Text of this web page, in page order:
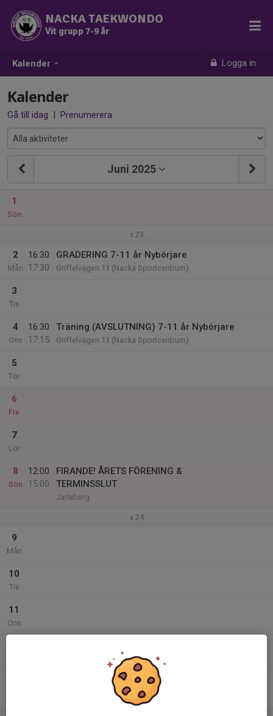
Kalender Logga in
NACKA TAEKWONDO
Vit grupp 7-9 år
Kalender
Gå till idag | Prenumerera
Juni 2025
1
Sön
v.23
2
Mån
16:30
17:30
GRADERING 7-11 år Nybörjare
Griffelvägen 11 (Nacka Sportcentrum)
3
Tis
4
Ons
16:30
17:15
Träning (AVSLUTNING) 7-11 år Nybörjare
Griffelvägen 11 (Nacka Sportcentrum)
5
Tor
6
Fre
7
Lör
8
Sön
12:00
15:00
FIRANDE! ÅRETS FÖRENING &
TERMINSSLUT
Jarlaberg
v.24
9
Mån
10
Tis
11
Ons